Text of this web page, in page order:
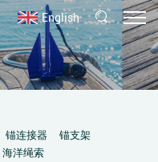
English
锚连接器
锚支架
海洋绳索